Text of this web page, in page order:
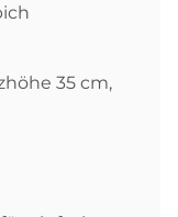
35 cm,